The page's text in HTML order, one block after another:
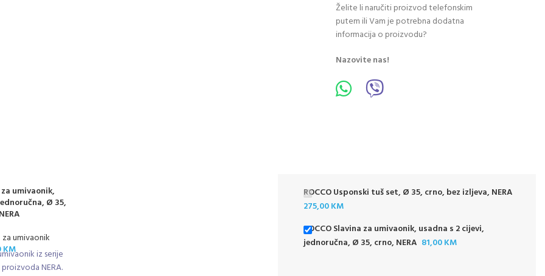
Želite li naručiti proizvod telefonskim
putem ili Vam je potrebna dodatna
informacija o proizvodu?
Nazovite nas!
za umivaonik,
Ø 35,
za umivaonik
KM
iz serije
NERA.
ROCCO Usponski tuš set, Ø 35, crno, bez izljeva, NERA
275,00KM
ROCCO Slavina za umivaonik, usadna s 2 cijevi,
jednoručna, Ø 35, crno, NERA 81,00KM